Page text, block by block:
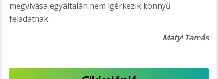
megvívása egyáltalán nem ígérkezik könnyű
feladatnak.
Matyi Tamás